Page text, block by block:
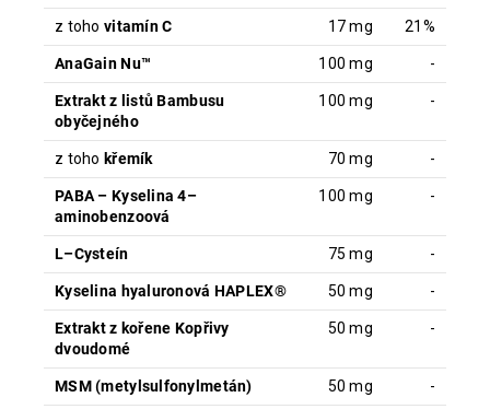
z toho vitamín C 17 mg 21%
AnaGain Nu™ 100 mg -
Extrakt z listů Bambusu
obyčejného
100 mg -
z toho křemík 70 mg -
PABA – Kyselina 4–
aminobenzoová
100 mg -
L–Cysteín 75 mg -
Kyselina hyaluronová HAPLEX® 50 mg -
Extrakt z kořene Kopřivy
dvoudomé
50 mg -
MSM (metylsulfonylmetán) 50 mg -